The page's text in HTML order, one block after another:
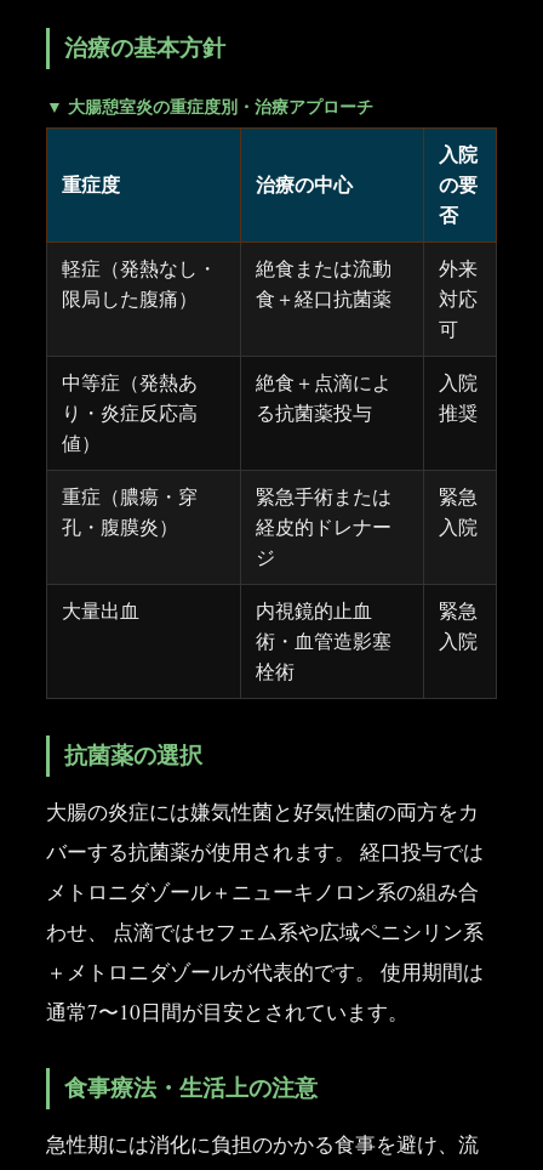
治療の基本方針
▼ 大腸憩室炎の重症度別・治療アプローチ
重症度 治療の中心
入院
の要
否
軽症（発熱なし・
限局した腹痛）
絶食または流動
食＋経口抗菌薬
外来
対応
可
中等症（発熱あ
り・炎症反応高
値）
絶食＋点滴によ
る抗菌薬投与
入院
推奨
重症（膿瘍・穿
孔・腹膜炎）
緊急手術または
経皮的ドレナー
ジ
緊急
入院
大量出血
内視鏡的止血
術・血管造影塞
栓術
緊急
入院
抗菌薬の選択
大腸の炎症には嫌気性菌と好気性菌の両方をカ
バーする抗菌薬が使用されます。 経口投与では
メトロニダゾール＋ニューキノロン系の組み合
わせ、 点滴ではセフェム系や広域ペニシリン系
＋メトロニダゾールが代表的です。 使用期間は
通常7〜10日間が目安とされています。
食事療法・生活上の注意
急性期には消化に負担のかかる食事を避け、流